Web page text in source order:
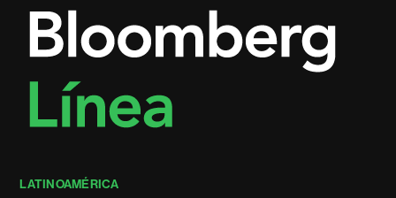
LATINOAMÉRICA